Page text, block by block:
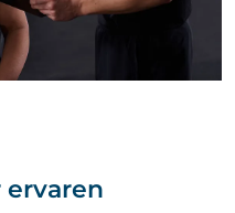
ervaren